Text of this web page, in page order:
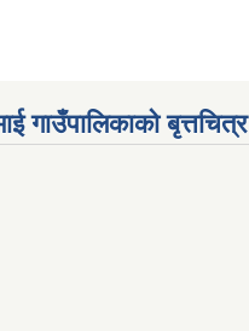
गाउँपालिकाको बृत्तचित्र